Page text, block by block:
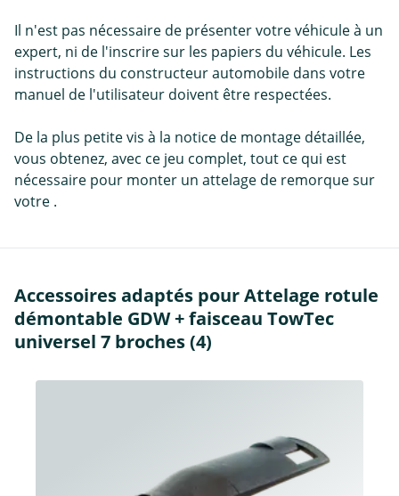
Il n'est pas nécessaire de présenter votre véhicule à un
expert, ni de l'inscrire sur les papiers du véhicule. Les
instructions du constructeur automobile dans votre
manuel de l'utilisateur doivent être respectées.
De la plus petite vis à la notice de montage détaillée,
vous obtenez, avec ce jeu complet, tout ce qui est
nécessaire pour monter un attelage de remorque sur
votre .
Accessoires adaptés pour Attelage rotule
démontable GDW + faisceau TowTec
universel 7 broches (4)